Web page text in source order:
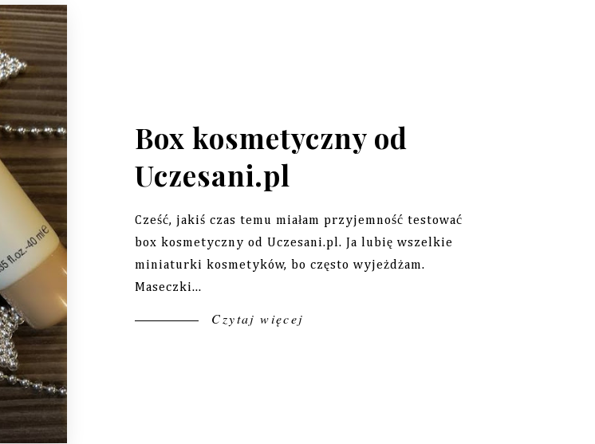
Box kosmetyczny od
Uczesani.pl
Cześć, jakiś czas temu miałam przyjemność testować
box kosmetyczny od Uczesani.pl. Ja lubię wszelkie
miniaturki kosmetyków, bo często wyjeżdżam.
Maseczki...
Czytaj więcej